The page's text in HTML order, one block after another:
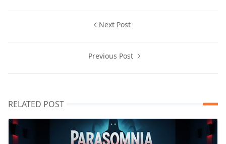
Next Post
Previous Post
RELATED POST